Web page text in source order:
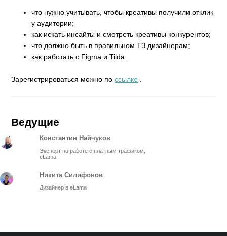
что нужно учитывать, чтобы креативы получили отклик
у аудитории;
как искать инсайты и смотреть креативы конкурентов;
что должно быть в правильном ТЗ дизайнерам;
как работать с Figma и Tilda.
Зарегистрироваться можно поссылке
Ведущие
Константин Найчуков
Эксперт по работе с платным трафиком,
eLama
Никита Силифонов
Дизайнер в eLama